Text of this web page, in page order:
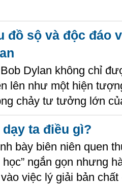
đồ sộ và độc đáo
Dylan không chỉ
lên như một hiện
chảy tư tưởng lớn
ta điều gì?
bày biên niên quen
ngắn gọn nhưng
việc lý giải bản chất